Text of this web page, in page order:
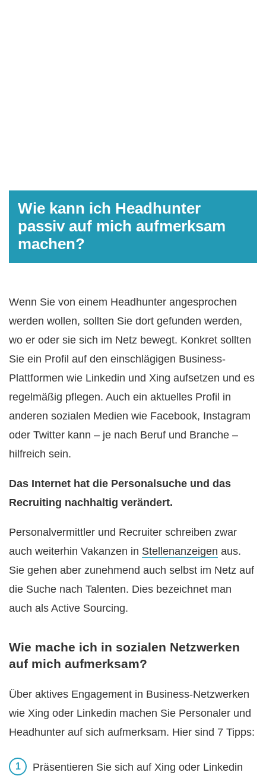
Wie kann ich Headhunter
passiv auf mich aufmerksam
machen?
Wenn Sie von einem Headhunter angesprochen
werden wollen, sollten Sie dort gefunden werden,
wo er oder sie sich im Netz bewegt. Konkret sollten
Sie ein Profil auf den einschlägigen Business-
Plattformen wie Linkedin und Xing aufsetzen und es
regelmäßig pflegen. Auch ein aktuelles Profil in
anderen sozialen Medien wie Facebook, Instagram
oder Twitter kann – je nach Beruf und Branche –
hilfreich sein.
Das Internet hat die Personalsuche und das
Recruiting nachhaltig verändert.
Personalvermittler und Recruiter schreiben zwar
auch weiterhin Vakanzen in Stellenanzeigen aus.
Sie gehen aber zunehmend auch selbst im Netz auf
die Suche nach Talenten. Dies bezeichnet man
auch als Active Sourcing.
Wie mache ich in sozialen Netzwerken
auf mich aufmerksam?
Über aktives Engagement in Business-Netzwerken
wie Xing oder Linkedin machen Sie Personaler und
Headhunter auf sich aufmerksam. Hier sind 7 Tipps:
Präsentieren Sie sich auf Xing oder Linkedin